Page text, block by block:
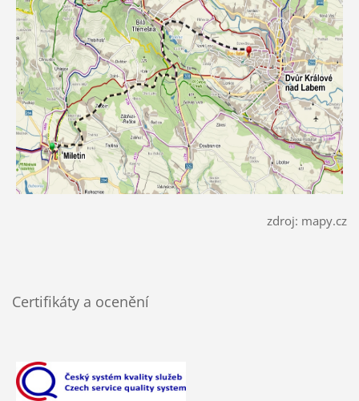
zdroj: mapy.cz
Certifikáty a ocenění